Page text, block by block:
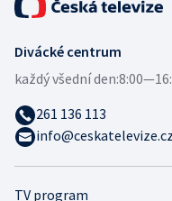
TV program
Divácké centrum
každý všední den:
261 136 113
info@ceskatelevize.cz